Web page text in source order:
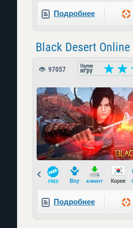
Подробнее
Black Desert Online
97057
Prev
Подробнее